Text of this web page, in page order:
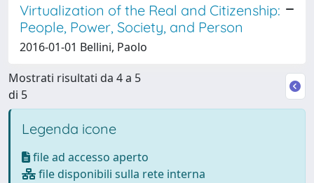
Virtualization of the Real and Citizenship:
People, Power, Society, and Person
2016-01-01 Bellini, Paolo
Mostrati risultati da 4 a 5
di 5
Legenda icone
file ad accesso aperto
file disponibili sulla rete interna